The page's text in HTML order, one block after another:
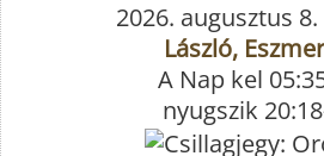
2026. augusztus
László,
A Nap kel
nyugszik